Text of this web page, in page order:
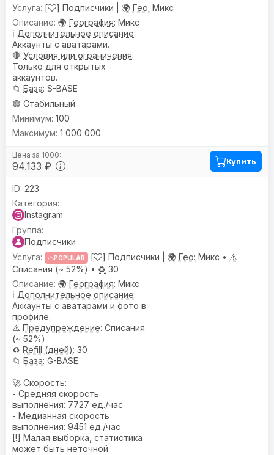
[
] Подписчики | 🌍 Гео: Микс
🌍 География: Микс
ℹ️ Дополнительное описание:
Аккаунты с аватарами.
🛑 Условия или ограничения:
Только для открытых
аккаунтов.
📁 База: S-BASE
🟢 Стабильный
94.133 ₽
100
1 000 000
Купить
223
Instagram
Подписчики
POPULAR [ ] Подписчики | 🌍 Гео: Микс • ⚠️
Списания (~ 52%) • ♻️ 30
🌍 География: Микс
ℹ️ Дополнительное описание:
Аккаунты с аватарами и фото в
профиле.
⚠️ Предупреждениe: Списания
(~ 52%)
♻️ Refill (дней): 30
📁 База: G-BASE
🚀 Скорость:
- Средняя скорость
выполнения: 7727 ед./час
- Медианная скорость
выполнения: 9451 ед./час
[!] Малая выборка, статистика
может быть неточной